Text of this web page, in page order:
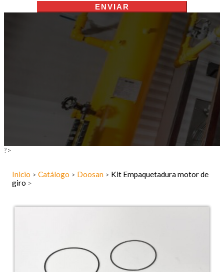
ENVIAR
?>
Inicio > Catálogo > Doosan > Kit Empaquetadura motor de
giro >